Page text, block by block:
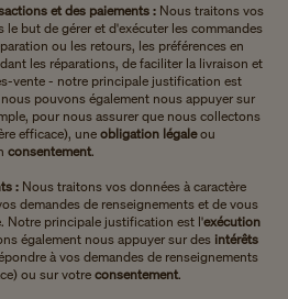
et des paiements : Nous traitons vos
but de gérer et d'exécuter les commandes
ou les retours, les préférences en
les réparations, de faciliter la livraison et
vente - notre principale justification est
pouvons également nous appuyer sur
pour nous assurer que nous collectons
efficace), une obligation légaleou
consentement.
: Nous traitons vos données à caractère
demandes de renseignements et de vous
Notre principale justification est l'exécution
également nous appuyer sur des intérêts
à vos demandes de renseignements
ou sur votreconsentement.